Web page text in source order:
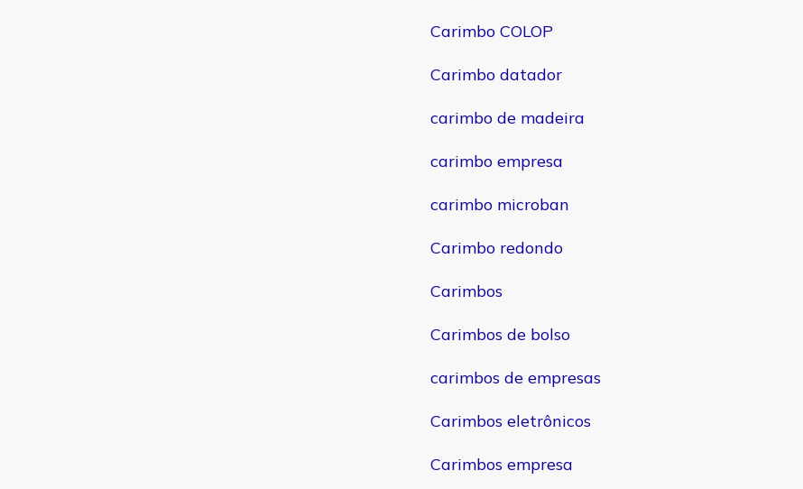
Carimbo COLOP
Carimbo datador
carimbo de madeira
carimbo empresa
carimbo microban
Carimbo redondo
Carimbos
Carimbos de bolso
carimbos de empresas
Carimbos eletrônicos
Carimbos empresa